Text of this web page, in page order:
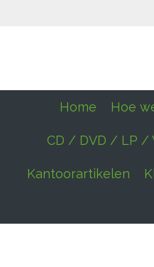
Home Hoe
CD / DVD / LP /
Kantoorartikelen